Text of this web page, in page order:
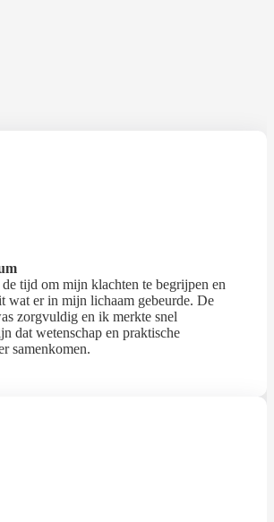
tijd om mijn klachten te begrijpen en
wat er in mijn lichaam gebeurde. De
zorgvuldig en ik merkte snel
dat wetenschap en praktische
samenkomen.